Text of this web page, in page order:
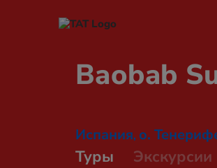
Baobab
Испания, о.
Туры Экскурсии